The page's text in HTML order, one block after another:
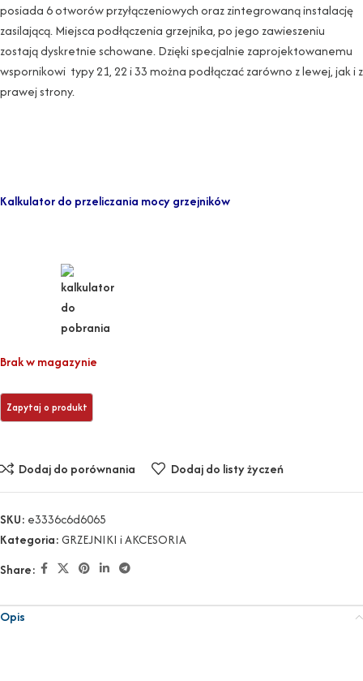
posiada 6 otworów przyłączeniowych oraz zintegrowaną instalację
zasilającą. Miejsca podłączenia grzejnika, po jego zawieszeniu
zostają dyskretnie schowane. Dzięki specjalnie zaprojektowanemu
wspornikowi typy 21, 22 i 33 można podłączać zarówno z lewej, jak i z
prawej strony.
Kalkulator do przeliczania mocy grzejników
Brak w magazynie
Dodaj do porównania Dodaj do listy życzeń
SKU: e3336c6d6065
Kategoria:GRZEJNIKI i AKCESORIA
Share:
Opis